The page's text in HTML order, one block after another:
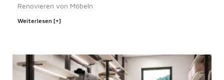
Renovieren von Möbeln
Weiterlesen [+]